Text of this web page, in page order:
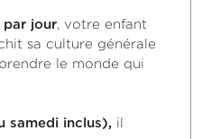
par jour, votre enfant
sa culture générale
le monde qui
samedi inclus), il